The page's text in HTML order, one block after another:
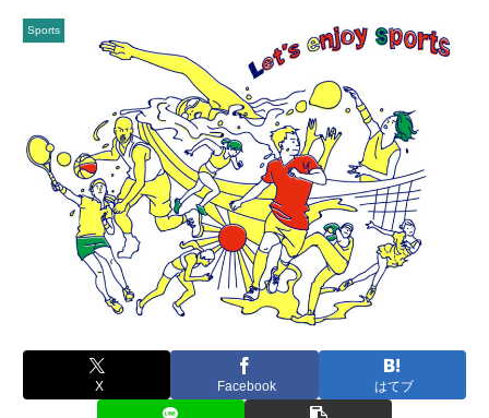
Sports
X Facebook はてブ